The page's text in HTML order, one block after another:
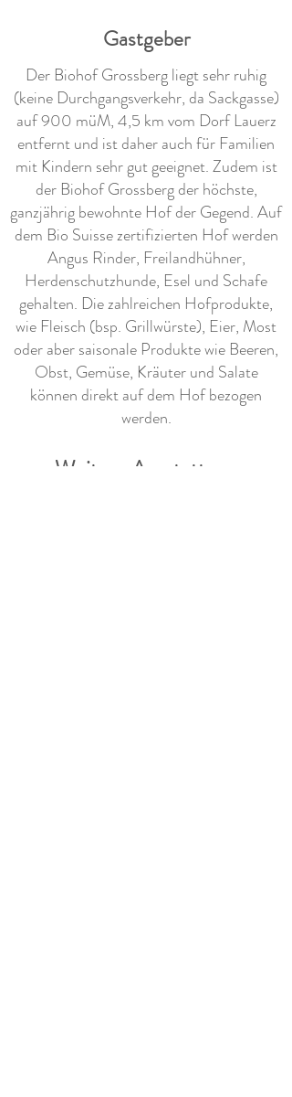
Gastgeber
Der Biohof Grossberg liegt sehr ruhig
(keine Durchgangsverkehr, da Sackgasse)
auf 900 müM, 4,5 km vom Dorf Lauerz
entfernt und ist daher auch für Familien
mit Kindern sehr gut geeignet. Zudem ist
der Biohof Grossberg der höchste,
ganzjährig bewohnte Hof der Gegend. Auf
dem Bio Suisse zertifizierten Hof werden
Angus Rinder, Freilandhühner,
Herdenschutzhunde, Esel und Schafe
gehalten. Die zahlreichen Hofprodukte,
wie Fleisch (bsp. Grillwürste), Eier, Most
oder aber saisonale Produkte wie Beeren,
Obst, Gemüse, Kräuter und Salate
können direkt auf dem Hof bezogen
werden.
Weitere Ausstattung